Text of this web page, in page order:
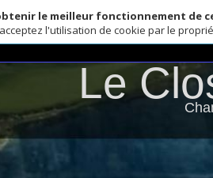
meilleur fonctionnement de ce site.
l'utilisation de cookie par le propriétaire de
Le Clos
Chambres